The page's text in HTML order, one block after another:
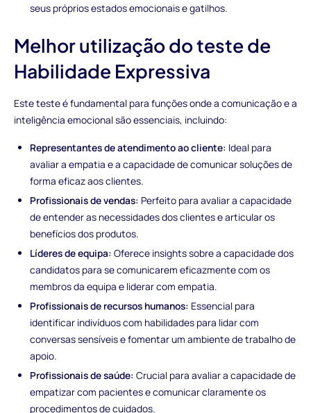
seus próprios estados emocionais e gatilhos.
Melhor utilização do teste de
Habilidade Expressiva
Este teste é fundamental para funções onde a comunicação e a
inteligência emocional são essenciais, incluindo:
Representantes de atendimento ao cliente: Ideal para
avaliar a empatia e a capacidade de comunicar soluções de
forma eficaz aos clientes.
Profissionais de vendas: Perfeito para avaliar a capacidade
de entender as necessidades dos clientes e articular os
benefícios dos produtos.
Líderes de equipa: Oferece insights sobre a capacidade dos
candidatos para se comunicarem eficazmente com os
membros da equipa e liderar com empatia.
Profissionais de recursos humanos: Essencial para
identificar indivíduos com habilidades para lidar com
conversas sensíveis e fomentar um ambiente de trabalho de
apoio.
Profissionais de saúde: Crucial para avaliar a capacidade de
empatizar com pacientes e comunicar claramente os
procedimentos de cuidados.